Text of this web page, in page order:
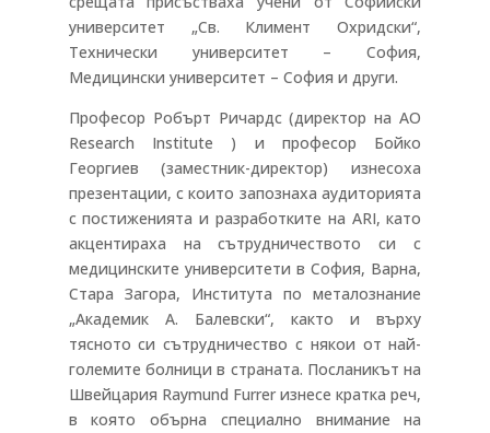
университет „Св. Климент Охридски“,
Технически университет – София,
Медицински университет – София и други.
Професор Робърт Ричардс (директор на АО
Research Institute ) и професор Бойко
Георгиев (заместник-директор) изнесоха
презентации, с които запознаха аудиторията
с постиженията и разработките на ARI, като
акцентираха на сътрудничеството си с
медицинските университети в София, Варна,
Стара Загора, Института по металознание
„Академик А. Балевски“, както и върху
тясното си сътрудничество с някои от най-
големите болници в страната. Посланикът на
Швейцария Raymund Furrer изнесе кратка реч,
в която обърна специално внимание на